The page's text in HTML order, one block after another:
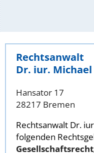
Rechtsanwalt
Dr. iur.
Hansator 17
28217 Bremen
Rechtsanwalt Dr.
folgenden